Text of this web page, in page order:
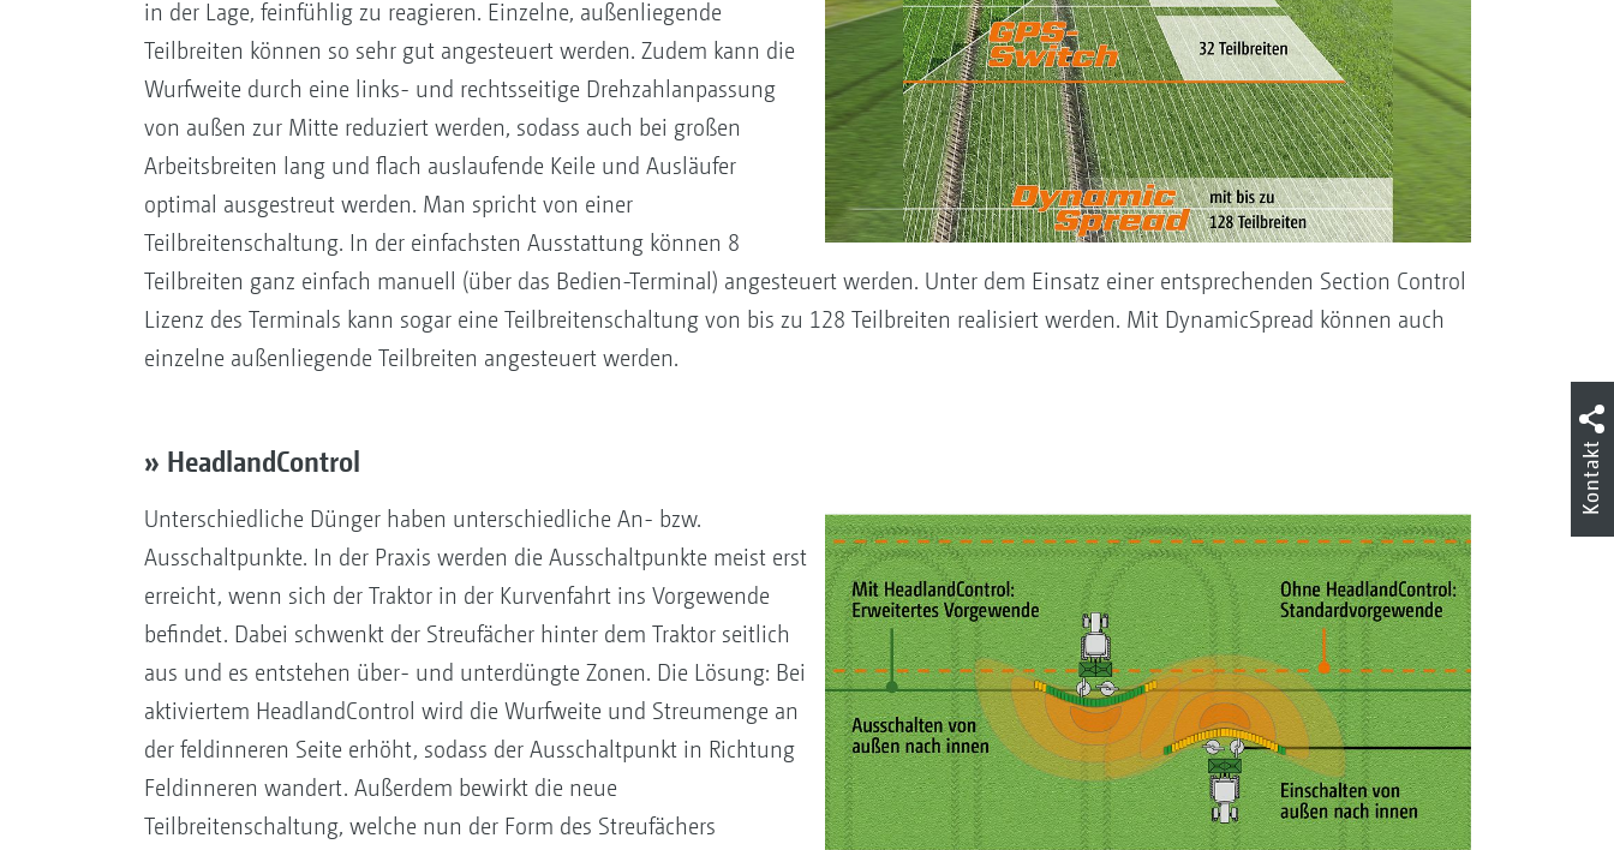
in der Lage, feinfühlig zu reagieren. Einzelne, außenliegende
Teilbreiten können so sehr gut angesteuert werden. Zudem kann die
Wurfweite durch eine links- und rechtsseitige Drehzahlanpassung
von außen zur Mitte reduziert werden, sodass auch bei großen
Arbeitsbreiten lang und flach auslaufende Keile und Ausläufer
optimal ausgestreut werden. Man spricht von einer
Teilbreitenschaltung. In der einfachsten Ausstattung können 8
Teilbreiten ganz einfach manuell (über das Bedien-Terminal) angesteuert werden. Unter dem Einsatz einer entsprechenden Section Control
Lizenz des Terminals kann sogar eine Teilbreitenschaltung von bis zu 128 Teilbreiten realisiert werden. Mit DynamicSpread können auch
einzelne außenliegende ­Teilbreiten angesteuert werden.
» HeadlandControl
Unterschiedliche Dünger haben unterschiedliche An- bzw.
Ausschaltpunkte. In der Praxis werden die Ausschaltpunkte meist erst
erreicht, wenn sich der Traktor in der Kurvenfahrt ins Vorgewende
befindet. Dabei schwenkt der Streufächer hinter dem Traktor seitlich
aus und es entstehen über- und unterdüngte Zonen. Die Lösung: Bei
aktiviertem HeadlandControl wird die Wurfweite und Streumenge an
der feldinneren Seite erhöht, sodass der Ausschaltpunkt in Richtung
Feldinneren wandert. Außerdem bewirkt die neue
Teilbreitenschaltung, welche nun der Form des Streufächers
Kontakt